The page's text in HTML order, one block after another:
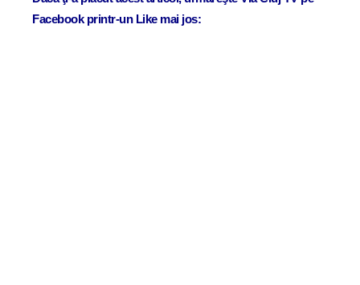
Facebook printr-un Like mai jos: